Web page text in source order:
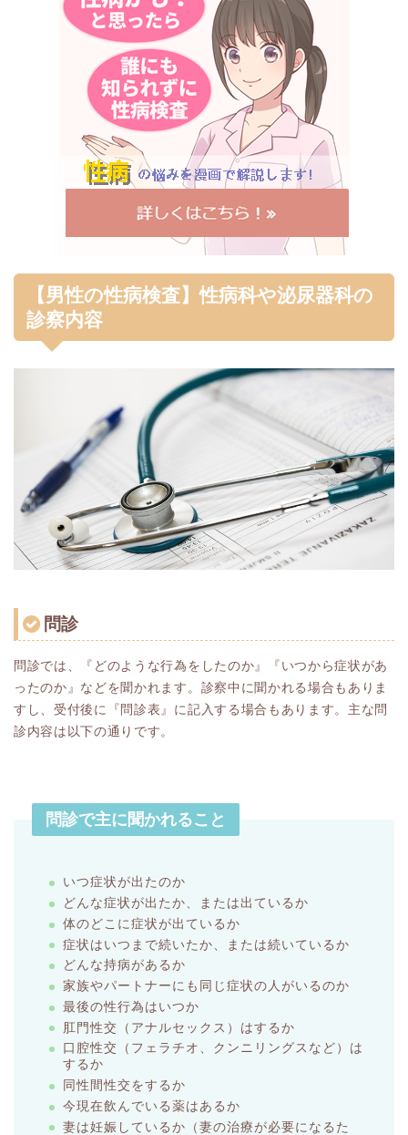
【男性の性病検査】性病科や泌尿器科の
診察内容
問診
問診では、『どのような行為をしたのか』『いつから症状があ
ったのか』などを聞かれます。診察中に聞かれる場合もありま
すし、受付後に『問診表』に記入する場合もあります。主な問
診内容は以下の通りです。
問診で主に聞かれること
いつ症状が出たのか
どんな症状が出たか、または出ているか
体のどこに症状が出ているか
症状はいつまで続いたか、または続いているか
どんな持病があるか
家族やパートナーにも同じ症状の人がいるのか
最後の性行為はいつか
肛門性交（アナルセックス）はするか
口腔性交（フェラチオ、クンニリングスなど）は
するか
同性間性交をするか
今現在飲んでいる薬はあるか
妻は妊娠しているか（妻の治療が必要になるた